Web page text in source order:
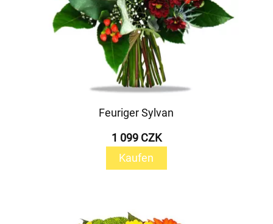
Feuriger Sylvan
1 099 CZK
Kaufen